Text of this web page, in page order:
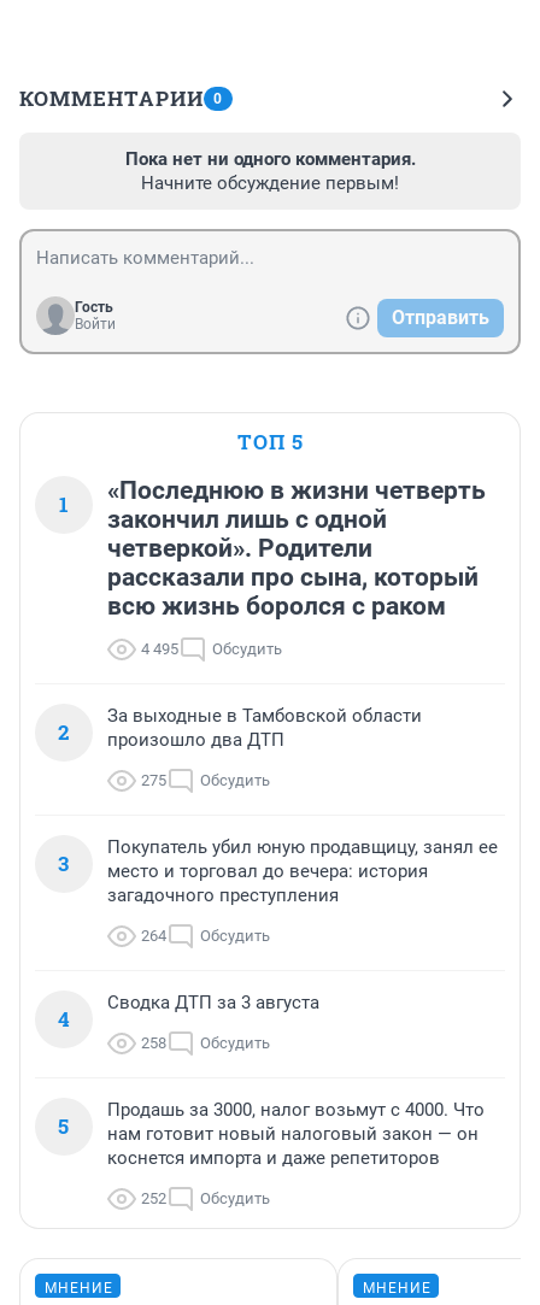
КОММЕНТАРИИ 0
Пока нет ни одного комментария.
Начните обсуждение первым!
Гость
Войти
Отправить
ТОП 5
1
«Последнюю в жизни четверть
закончил лишь с одной
четверкой». Родители
рассказали про сына, который
всю жизнь боролся с раком
4 495 Обсудить
2
За выходные в Тамбовской области
произошло два ДТП
275 Обсудить
3
Покупатель убил юную продавщицу, занял ее
место и торговал до вечера: история
загадочного преступления
264 Обсудить
4
Сводка ДТП за 3 августа
258 Обсудить
5
Продашь за 3000, налог возьмут с 4000. Что
нам готовит новый налоговый закон — он
коснется импорта и даже репетиторов
252 Обсудить
МНЕНИЕ МНЕНИЕ